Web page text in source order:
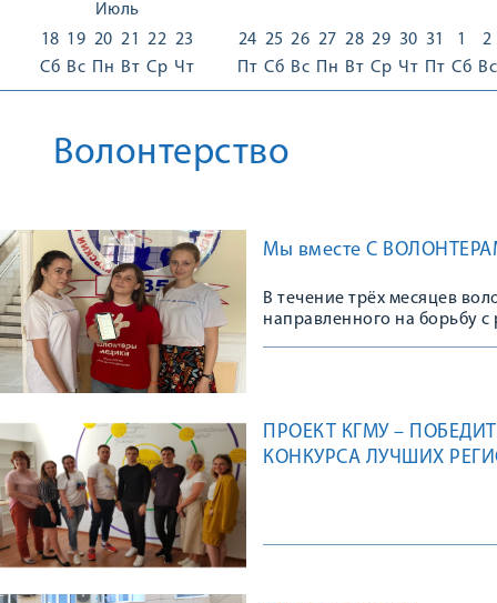
Июль
18
Сб
19
Вс
20
Пн
21
Вт
22
Ср
23
Чт
24
Пт
25
Сб
26
Вс
27
Пн
28
Вт
29
Ср
30
Чт
31
Пт
1
Сб
2
Вс
Волонтерство
Мы вместе С
В течение трёх месяцев
направленного на борьбу
ПРОЕКТ КГМУ –
КОНКУРСА ЛУЧШИХ